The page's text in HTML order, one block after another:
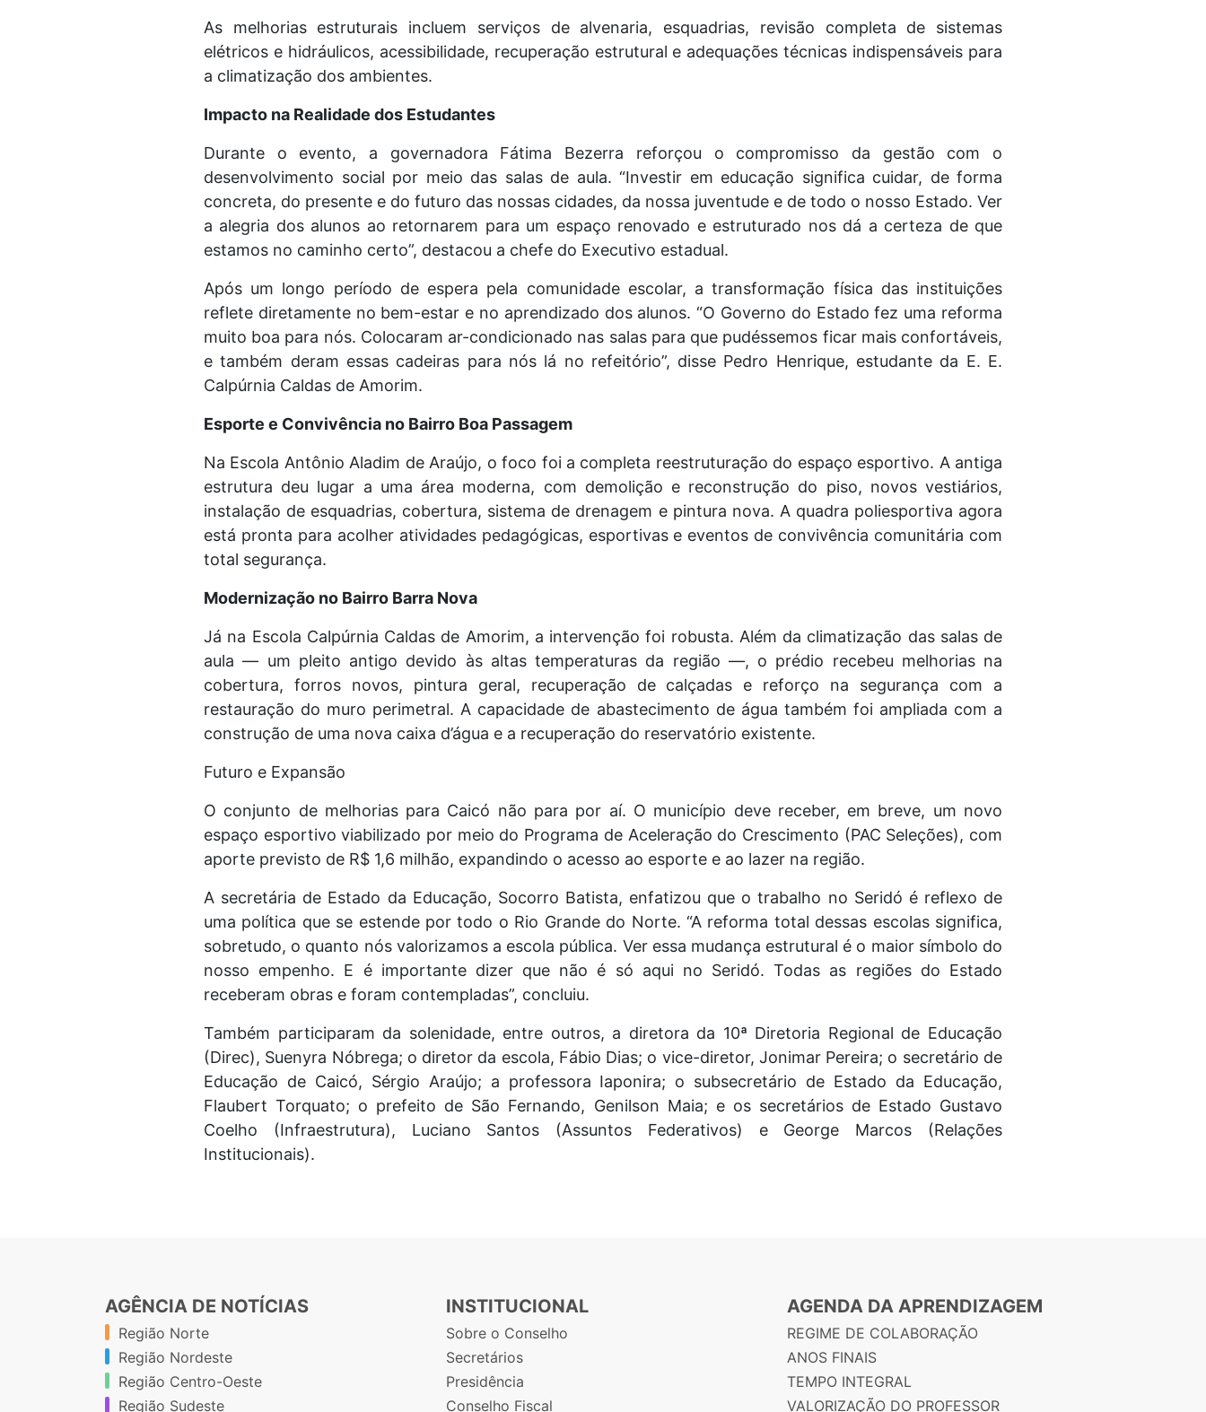
As melhorias estruturais incluem serviços de alvenaria, esquadrias, revisão completa de sistemas
elétricos e hidráulicos, acessibilidade, recuperação estrutural e adequações técnicas indispensáveis para
a climatização dos ambientes.
Impacto na Realidade dos Estudantes
Durante o evento, a governadora Fátima Bezerra reforçou o compromisso da gestão com o
desenvolvimento social por meio das salas de aula. “Investir em educação significa cuidar, de forma
concreta, do presente e do futuro das nossas cidades, da nossa juventude e de todo o nosso Estado. Ver
a alegria dos alunos ao retornarem para um espaço renovado e estruturado nos dá a certeza de que
estamos no caminho certo”, destacou a chefe do Executivo estadual.
Após um longo período de espera pela comunidade escolar, a transformação física das instituições
reflete diretamente no bem-estar e no aprendizado dos alunos. “O Governo do Estado fez uma reforma
muito boa para nós. Colocaram ar-condicionado nas salas para que pudéssemos ficar mais confortáveis,
e também deram essas cadeiras para nós lá no refeitório”, disse Pedro Henrique, estudante da E. E.
Calpúrnia Caldas de Amorim.
Esporte e Convivência no Bairro Boa Passagem
Na Escola Antônio Aladim de Araújo, o foco foi a completa reestruturação do espaço esportivo. A antiga
estrutura deu lugar a uma área moderna, com demolição e reconstrução do piso, novos vestiários,
instalação de esquadrias, cobertura, sistema de drenagem e pintura nova. A quadra poliesportiva agora
está pronta para acolher atividades pedagógicas, esportivas e eventos de convivência comunitária com
total segurança.
Modernização no Bairro Barra Nova
Já na Escola Calpúrnia Caldas de Amorim, a intervenção foi robusta. Além da climatização das salas de
aula — um pleito antigo devido às altas temperaturas da região —, o prédio recebeu melhorias na
cobertura, forros novos, pintura geral, recuperação de calçadas e reforço na segurança com a
restauração do muro perimetral. A capacidade de abastecimento de água também foi ampliada com a
construção de uma nova caixa d’água e a recuperação do reservatório existente.
Futuro e Expansão
O conjunto de melhorias para Caicó não para por aí. O município deve receber, em breve, um novo
espaço esportivo viabilizado por meio do Programa de Aceleração do Crescimento (PAC Seleções), com
aporte previsto de R$ 1,6 milhão, expandindo o acesso ao esporte e ao lazer na região.
A secretária de Estado da Educação, Socorro Batista, enfatizou que o trabalho no Seridó é reflexo de
uma política que se estende por todo o Rio Grande do Norte. “A reforma total dessas escolas significa,
sobretudo, o quanto nós valorizamos a escola pública. Ver essa mudança estrutural é o maior símbolo do
nosso empenho. E é importante dizer que não é só aqui no Seridó. Todas as regiões do Estado
receberam obras e foram contempladas”, concluiu.
Também participaram da solenidade, entre outros, a diretora da 10ª Diretoria Regional de Educação
(Direc), Suenyra Nóbrega; o diretor da escola, Fábio Dias; o vice-diretor, Jonimar Pereira; o secretário de
Educação de Caicó, Sérgio Araújo; a professora Iaponira; o subsecretário de Estado da Educação,
Flaubert Torquato; o prefeito de São Fernando, Genilson Maia; e os secretários de Estado Gustavo
Coelho (Infraestrutura), Luciano Santos (Assuntos Federativos) e George Marcos (Relações
Institucionais).
AGÊNCIA DE NOTÍCIAS
Região Norte
Região Nordeste
Região Centro-Oeste
Região Sudeste
INSTITUCIONAL
Sobre o Conselho
Secretários
Presidência
Conselho Fiscal
AGENDA DA APRENDIZAGEM
REGIME DE COLABORAÇÃO
ANOS FINAIS
TEMPO INTEGRAL
VALORIZAÇÃO DO PROFESSOR